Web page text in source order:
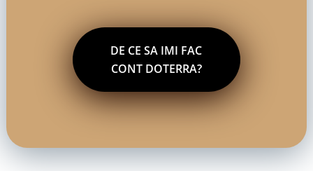
DE CE SA IMI FAC
CONT DOTERRA?